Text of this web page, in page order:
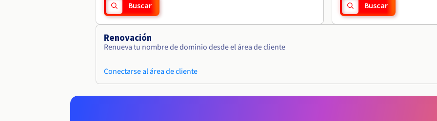
Buscar Buscar
Renovación
Renueva tu nombre de dominio desde el área de cliente
Conectarse al área de cliente